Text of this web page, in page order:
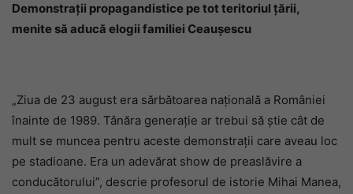
Demonstrații propagandistice pe tot teritoriul țării,
menite să aducă elogii familiei Ceaușescu
„Ziua de 23 august era sărbătoarea naţională a României
înainte de 1989. Tânăra generaţie ar trebui să ştie cât de
mult se muncea pentru aceste demonstraţii care aveau loc
pe stadioane. Era un adevărat show de preaslăvire a
conducătorului”, descrie profesorul de istorie Mihai Manea,